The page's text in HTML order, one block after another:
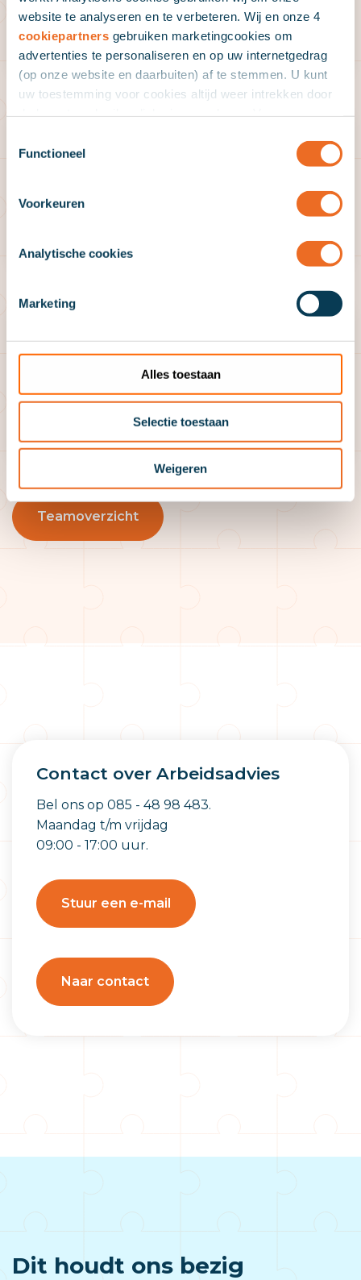
website te analyseren en te verbeteren. Wij en onze 4
cookiepartners gebruiken marketingcookies om
advertenties te personaliseren en op uw internetgedrag
(op onze website en daarbuiten) af te stemmen. U kunt
uw toestemming voor cookies altijd weer intrekken door
website verwijzen wij u naar onze
cookieverklaring
Functioneel
Voorkeuren
Analytische cookies
Marketing
Alles toestaan
Selectie toestaan
Weigeren
Sanne van der
Voet
Teamoverzicht
Contact over Arbeidsadvies
Bel ons op 085 - 48 98 483.
Maandag t/m vrijdag
09:00 - 17:00 uur.
Stuur een e-mail
Naar contact
Dit houdt ons bezig